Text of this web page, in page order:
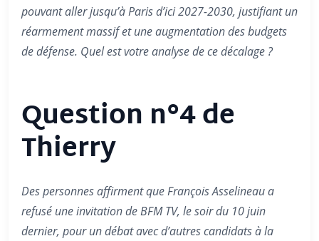
pouvant aller jusqu’à Paris d’ici 2027-2030, justifiant un
réarmement massif et une augmentation des budgets
de défense. Quel est votre analyse de ce décalage ?
Question n°4 de
Thierry
Des personnes affirment que François Asselineau a
refusé une invitation de BFM TV, le soir du 10 juin
dernier, pour un débat avec d’autres candidats à la